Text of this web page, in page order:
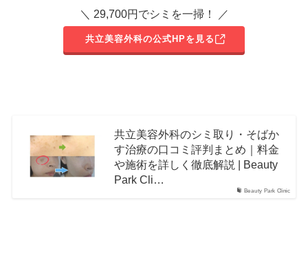
＼ 29,700円でシミを一掃！ ／
共立美容外科の公式HPを見る
Beauty Park Clinic
共立美容外科のシミ取り・そばか
す治療の口コミ評判まとめ｜料金
や施術を詳しく徹底解説 | Beauty
Park Cli…